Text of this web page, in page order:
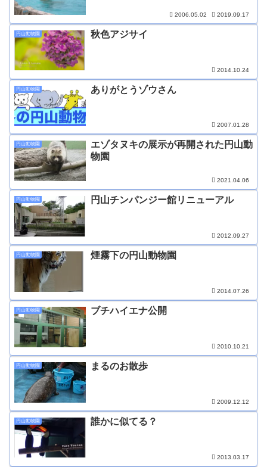
2006.05.02 2019.09.17
円山動物園 秋色アジサイ
2014.10.24
円山動物園 ありがとうゾウさん
2007.01.28
円山動物園
エゾタヌキの展示が再開された円山動
物園
2021.04.06
円山動物園 円山チンパンジー館リニューアル
2012.09.27
円山動物園 煙霧下の円山動物園
2014.07.26
円山動物園 ブチハイエナ公開
2010.10.21
円山動物園 まるのお散歩
2009.12.12
円山動物園 誰かに似てる？
2013.03.17